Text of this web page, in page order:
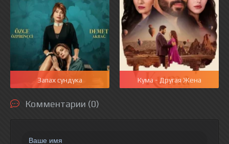
Запах сундука Кума - Другая Жена
Комментарии (0)